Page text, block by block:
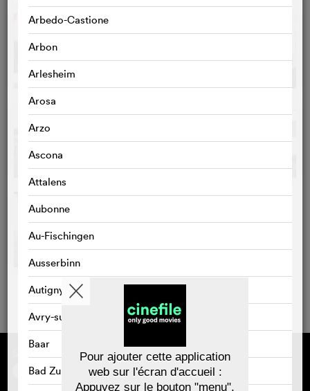
Arbedo-Castione
Arbon
Arlesheim
Arosa
Arzo
Ascona
Attalens
Aubonne
Au-Fischingen
Ausserbinn
Autigny
Avry-sur-Matran
Baar
Bad Zurzach
À propos de cinefile
S'inscrire/s'abonner
Newsletter
Pour ajouter cette application
web sur l'écran d'accueil :
Appuyez sur le bouton "menu",